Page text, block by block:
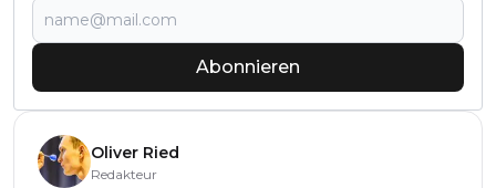
Abonnieren
Oliver Ried
Redakteur